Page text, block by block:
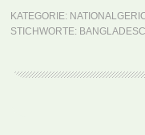
KATEGORIE:
STICHWORTE: